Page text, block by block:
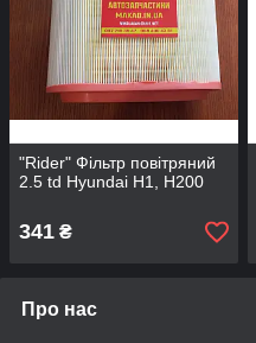
"Rider" Фільтр повітряний
2.5 td Hyundai H1, H200
341 ₴
Про нас